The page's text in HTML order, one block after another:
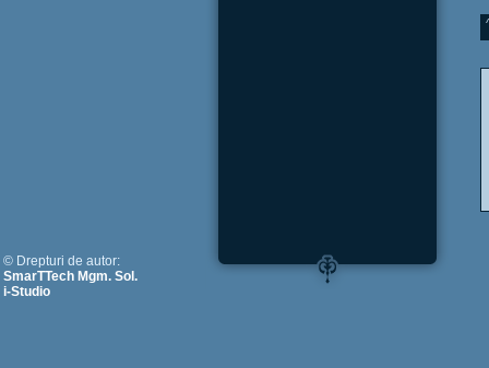
© Drepturi de autor:
SmarTTech Mgm. Sol.
i-Studio